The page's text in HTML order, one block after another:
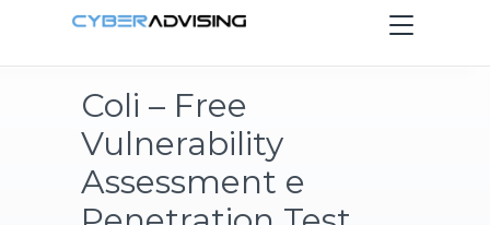
Toggle
navigation
Coli – Free
Vulnerability
Assessment e